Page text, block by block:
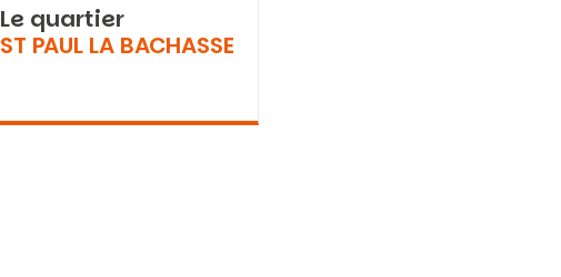
Le quartier
ST PAUL LA BACHASSE